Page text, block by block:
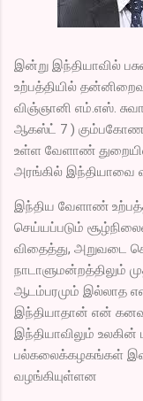
இன்று இந்தியாவில்
உற்பத்தியில்
விஞ்ஞானி எம்.எஸ்.
ஆகஸ்ட் 7 )
உள்ள வேளாண் துறையில்
அரங்கில் இந்தியாவை
இந்திய வேளாண்
செய்யப்படும்
விதைத்து, அறுவடை
நாடாளுமன்றத்திலும்
ஆடம்பரமும் இல்லாத
இந்தியாதான் என்
இந்தியாவிலும் உலகின்
பல்கலைக்கழகங்கள்
வழங்கியுள்ளன